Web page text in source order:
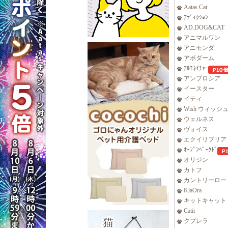
Aatas Cat
ｱﾃﾞｨｸｼｮﾝ
AD.DOG&CAT
アニマルワン
アニモンダ
アボダーム
ｱﾙﾓﾈｲﾁｬｰ
アンブロシア
イースター
イティ
Wish ウィッシュ
ウェルネス
ヴォイス
エクイリブリア
ｵｰﾌﾞﾝﾍﾞｰｸﾄﾞ
オリジン
カトフ
カントリーロー
KiaOra
キットキャット
Catit
クプレラ